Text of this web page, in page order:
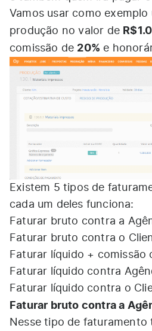
Vamos usar como
produção no valor de
comissão de 20% e
Existem 5 tipos de
cada um deles funciona:
Faturar bruto contra a
Faturar bruto contra o
Faturar líquido + comissão
Faturar líquido contra
Faturar líquido contra o
Faturar bruto contra a
Nesse tipo de faturamento